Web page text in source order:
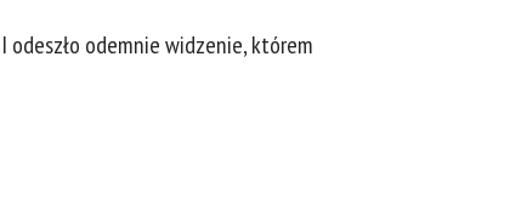
odeszło odemnie widzenie, którem